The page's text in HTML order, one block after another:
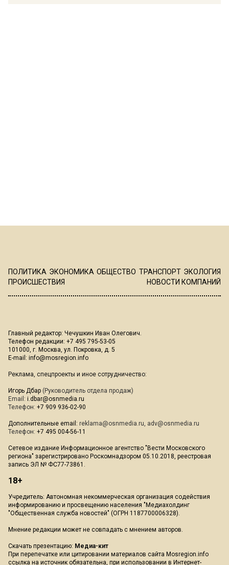
ПОЛИТИКА ЭКОНОМИКА ОБЩЕСТВО ТРАНСПОРТ ЭКОЛОГИЯ
ПРОИСШЕСТВИЯ
НОВОСТИ КОМПАНИЙ
Главный редактор: Чечушкин Иван Олегович.
Телефон редакции: +7 495 795-53-05
101000, г. Москва, ул. Покровка, д. 5
E-mail: info@mosregion.info
Реклама, спецпроекты и иное сотрудничество:
Игорь Дбар (Руководитель отдела продаж)
Email: i.dbar@osnmedia.ru
Телефон: +7 909 936-02-90
Дополнительные email: reklama@osnmedia.ru, adv@osnmedia.ru
Телефон: +7 495 004-56-11
Сетевое издание Информационное агентство "Вести Московского
региона" зарегистрировано Роскомнадзором 05.10.2018, реестровая
запись ЭЛ № ФС77-73861.
18+
Учредитель: Автономная некоммерческая организация содействия
информированию и просвещению населения "Медиахолдинг
"Общественная служба новостей" (ОГРН 1187700006328).
Мнение редакции может не совпадать с мнением авторов.
Скачать презентацию: Медиа-кит
При перепечатке или цитировании материалов сайта Mosregion.info
ссылка на источник обязательна, при использовании в Интернет-